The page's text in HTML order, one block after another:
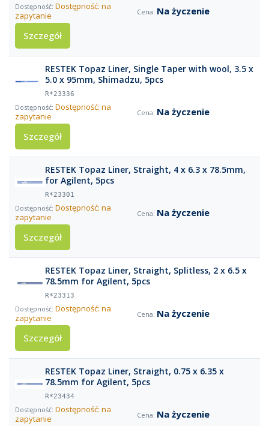
Dostępność: na
zapytanie
Na życzenie
Szczegół
RESTEK Topaz Liner, Single Taper with wool, 3.5 x
5.0 x 95mm, Shimadzu, 5pcs
R*23336
Dostępność: na
zapytanie
Na życzenie
Szczegół
RESTEK Topaz Liner, Straight, 4 x 6.3 x 78.5mm,
for Agilent, 5pcs
R*23301
Dostępność: na
zapytanie
Na życzenie
Szczegół
RESTEK Topaz Liner, Straight, Splitless, 2 x 6.5 x
78.5mm for Agilent, 5pcs
R*23313
Dostępność: na
zapytanie
Na życzenie
Szczegół
RESTEK Topaz Liner, Straight, 0.75 x 6.35 x
78.5mm for Agilent, 5pcs
R*23434
Dostępność: na
zapytanie
Na życzenie